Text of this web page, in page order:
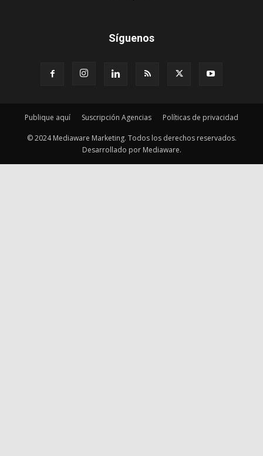
Síguenos
Publique aquí Suscripción Agencias Políticas de privacidad
© 2024 Mediaware Marketing. Todos los derechos reservados.
Desarrollado por Mediaware.